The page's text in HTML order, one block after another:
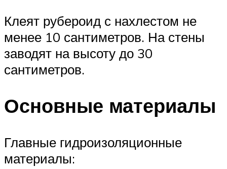
Клеят рубероид с нахлестом не
менее 10 сантиметров. На стены
заводят на высоту до 30
сантиметров.
Основные материалы
Главные гидроизоляционные
материалы: